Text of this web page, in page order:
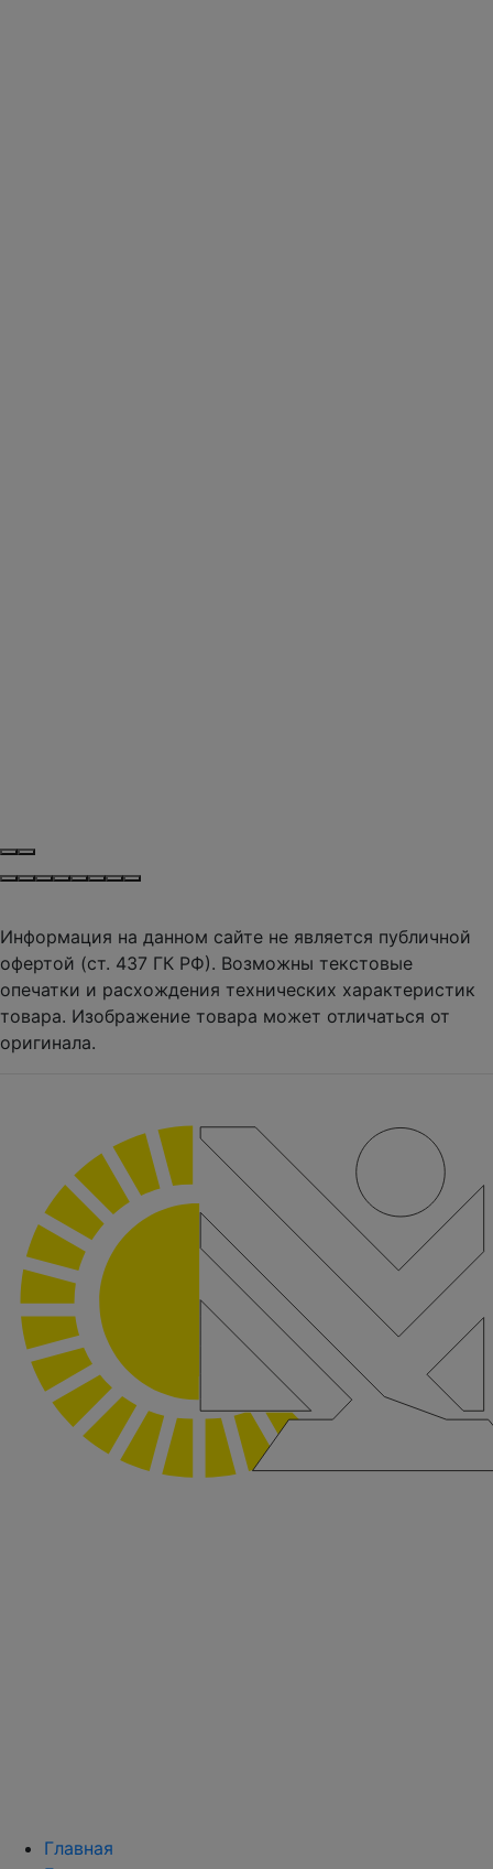
Информация на данном сайте не является публичной
офертой (ст. 437 ГК РФ). Возможны текстовые
опечатки и расхождения технических характеристик
товара. Изображение товара может отличаться от
оригинала.
Главная